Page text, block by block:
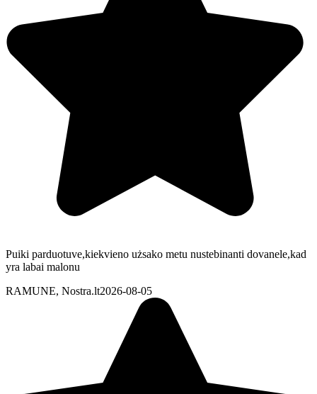
Puiki parduotuve,kiekvieno użsako metu nustebinanti dovanele,kad
yra labai malonu️
RAMUNE, Nostra.lt2026-08-05